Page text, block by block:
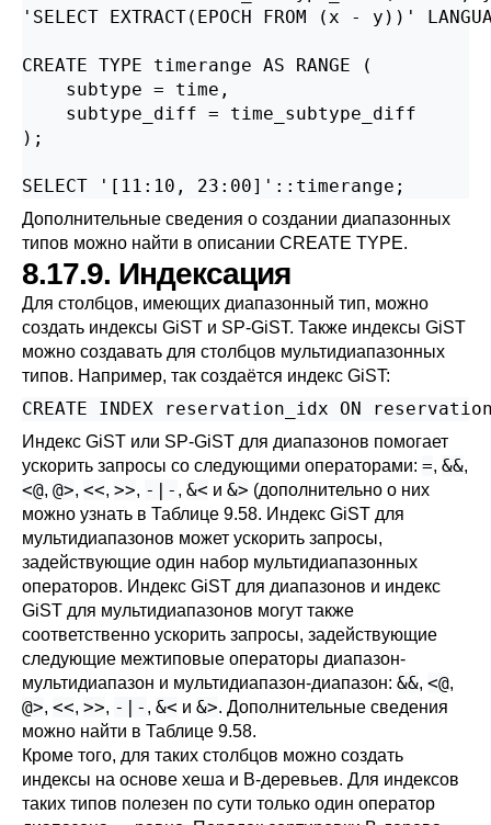
'SELECT EXTRACT(EPOCH FROM (x - y))'
CREATE TYPE timerange AS RANGE (
    subtype = time,
    subtype_diff = time_subtype_diff
);
SELECT '[11:10, 23:00]'::timerange;
Дополнительные сведения о создании диапазонных
типов можно найти в описании CREATE TYPE.
8.17.9. Индексация
Для столбцов, имеющих диапазонный тип, можно
создать индексы GiST и SP-GiST. Также индексы GiST
можно создавать для столбцов мультидиапазонных
типов. Например, так создаётся индекс GiST:
CREATE INDEX reservation_idx ON
Индекс GiST или SP-GiST для диапазонов помогает
ускорить запросы со следующими операторами: =, &&,
<@, @>, <<, >>, -|- , &< и &> (дополнительно о них
можно узнать в Таблице 9.58. Индекс GiST для
мультидиапазонов может ускорить запросы,
задействующие один набор мультидиапазонных
операторов. Индекс GiST для диапазонов и индекс
GiST для мультидиапазонов могут также
соответственно ускорить запросы, задействующие
следующие межтиповые операторы диапазон-
мультидиапазон и мультидиапазон-диапазон: &&, <@,
@>, <<, >>, -|- , &< и &>. Дополнительные сведения
можно найти в Таблице 9.58.
Кроме того, для таких столбцов можно создать
индексы на основе хеша и B-деревьев. Для индексов
таких типов полезен по сути только один оператор